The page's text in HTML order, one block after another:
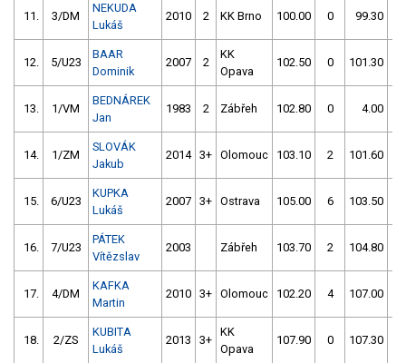
11. 3/DM
NEKUDA
Lukáš
2010 2 KK Brno 100.00 0 99.30
12. 5/U23
BAAR
Dominik
2007 2
KK
Opava
102.50 0 101.30
13. 1/VM
BEDNÁREK
Jan
1983 2 Zábřeh 102.80 0 4.00
14. 1/ZM
SLOVÁK
Jakub
2014 3+ Olomouc 103.10 2 101.60
15. 6/U23
KUPKA
Lukáš
2007 3+ Ostrava 105.00 6 103.50
16. 7/U23
PÁTEK
Vítězslav
2003 Zábřeh 103.70 2 104.80
17. 4/DM
KAFKA
Martin
2010 3+ Olomouc 102.20 4 107.00
18. 2/ZS
KUBITA
Lukáš
2013 3+
KK
Opava
107.90 0 107.30